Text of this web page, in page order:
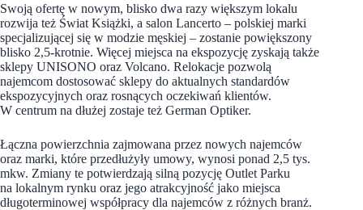
Swoją ofertę w nowym, blisko dwa razy większym lokalu
rozwija też Świat Książki, a salon Lancerto – polskiej marki
specjalizującej się w modzie męskiej – zostanie powiększony
blisko 2,5-krotnie. Więcej miejsca na ekspozycję zyskają także
sklepy UNISONO oraz Volcano. Relokacje pozwolą
najemcom dostosować sklepy do aktualnych standardów
ekspozycyjnych oraz rosnących oczekiwań klientów.
W centrum na dłużej zostaje też German Optiker.
Łączna powierzchnia zajmowana przez nowych najemców
oraz marki, które przedłużyły umowy, wynosi ponad 2,5 tys.
mkw. Zmiany te potwierdzają silną pozycję Outlet Parku
na lokalnym rynku oraz jego atrakcyjność jako miejsca
długoterminowej współpracy dla najemców z różnych branż.